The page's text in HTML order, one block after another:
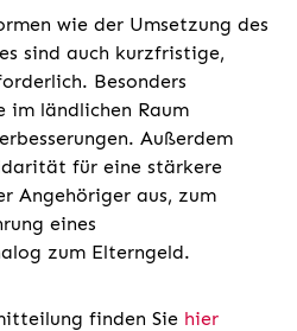
wie der Umsetzung des
sind auch kurzfristige,
Besonders
im ländlichen Raum
Außerdem
für eine stärkere
Angehöriger aus, zum
eines
zum Elterngeld.
finden Sie hier